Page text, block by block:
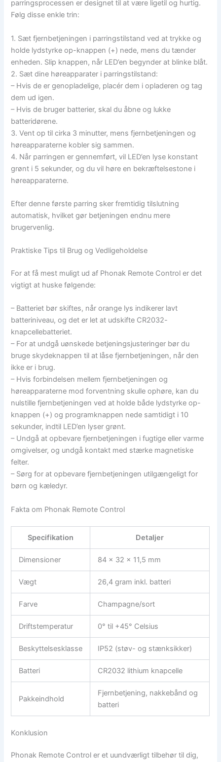
parringsprocessen er designet til at være ligetil og hurtig.
Følg disse enkle trin:
1. Sæt fjernbetjeningen i parringstilstand ved at trykke og
holde lydstyrke op-knappen (+) nede, mens du tænder
enheden. Slip knappen, når LED’en begynder at blinke blåt.
2. Sæt dine høreapparater i parringstilstand:
– Hvis de er genopladelige, placér dem i opladeren og tag
dem ud igen.
– Hvis de bruger batterier, skal du åbne og lukke
batteridørene.
3. Vent op til cirka 3 minutter, mens fjernbetjeningen og
høreapparaterne kobler sig sammen.
4. Når parringen er gennemført, vil LED’en lyse konstant
grønt i 5 sekunder, og du vil høre en bekræftelsestone i
høreapparaterne.
Efter denne første parring sker fremtidig tilslutning
automatisk, hvilket gør betjeningen endnu mere
brugervenlig.
Praktiske Tips til Brug og Vedligeholdelse
For at få mest muligt ud af Phonak Remote Control er det
vigtigt at huske følgende:
– Batteriet bør skiftes, når orange lys indikerer lavt
batteriniveau, og det er let at udskifte CR2032-
knapcellebatteriet.
– For at undgå uønskede betjeningsjusteringer bør du
bruge skydeknappen til at låse fjernbetjeningen, når den
ikke er i brug.
– Hvis forbindelsen mellem fjernbetjeningen og
høreapparaterne mod forventning skulle ophøre, kan du
nulstille fjernbetjeningen ved at holde både lydstyrke op-
knappen (+) og programknappen nede samtidigt i 10
sekunder, indtil LED’en lyser grønt.
– Undgå at opbevare fjernbetjeningen i fugtige eller varme
omgivelser, og undgå kontakt med stærke magnetiske
felter.
– Sørg for at opbevare fjernbetjeningen utilgængeligt for
børn og kæledyr.
Fakta om Phonak Remote Control
Specifikation Detaljer
Dimensioner 84 x 32 x 11,5 mm
Vægt 26,4 gram inkl. batteri
Farve Champagne/sort
Driftstemperatur 0° til +45° Celsius
Beskyttelsesklasse IP52 (støv- og stænksikker)
Batteri CR2032 lithium knapcelle
Pakkeindhold
Fjernbetjening, nakkebånd og
batteri
Konklusion
Phonak Remote Control er et uundværligt tilbehør til dig,